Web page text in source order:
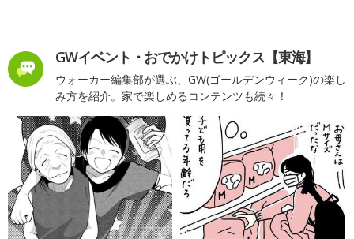
GWイベント・おでかけトピックス【東海】
ウォーカー編集部が選ぶ、GW(ゴールデンウィーク)の楽し
み方を紹介。家で楽しめるコンテンツも続々！